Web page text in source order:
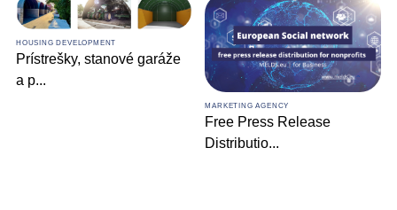
HOUSING DEVELOPMENT
Prístrešky, stanové garáže
a p...
MARKETING AGENCY
Free Press Release
Distributio...